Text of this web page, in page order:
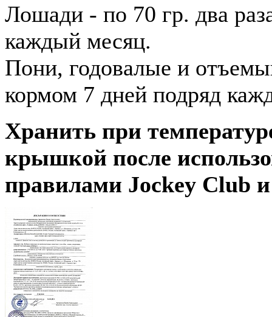
Лошади - по 70 гр. два
каждый месяц.
Пони, годовалые и
кормом 7 дней подряд
Хранить при
крышкой после
правилами Jockey Club